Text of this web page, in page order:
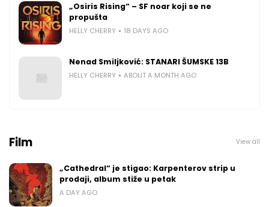
„Osiris Rising“ – SF noar koji se ne
propušta
HELLY CHERRY 18 DAYS AGO
Nenad Smiljković: STANARI ŠUMSKE 13B
HELLY CHERRY ABOUT A MONTH AGO
Film View all
„Cathedral“ je stigao: Karpenterov strip u
prodaji, album stiže u petak
A DAY AGO